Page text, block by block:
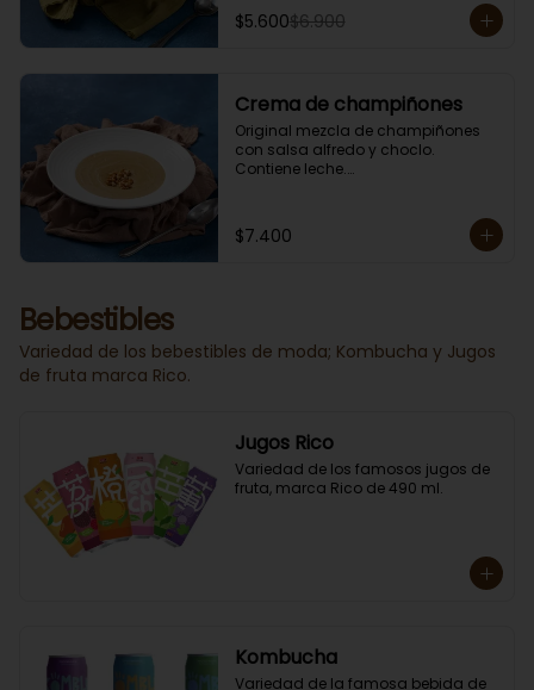
de 400 grs.
$5.600$6.900
Crema de champiñones
Original mezcla de champiñones
con salsa alfredo y choclo.
Contiene leche.
$7.400
Bebestibles
Variedad de los bebestibles de moda; Kombucha y Jugos
de fruta marca Rico.
Jugos Rico
Variedad de los famosos jugos de
fruta, marca Rico de 490 ml.
Kombucha
Variedad de la famosa bebida de